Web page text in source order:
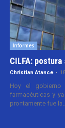
Informes
CILFA:
Christian Atance -
Hoy el gobierno
farmacéuticas y
prontamente fue